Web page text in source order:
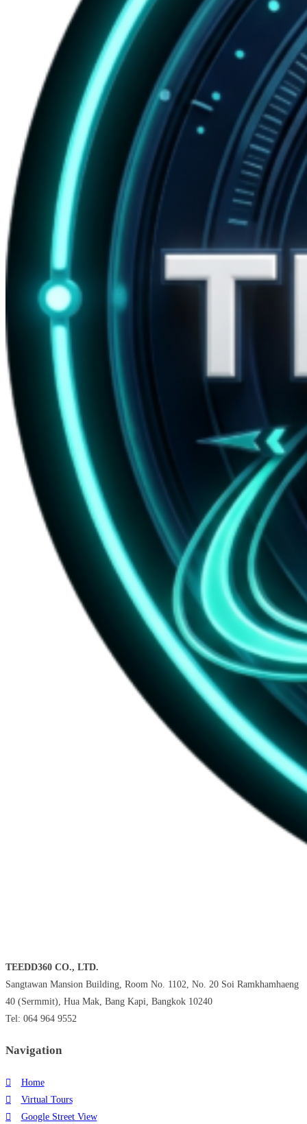
TEEDD360 CO., LTD.
Sangtawan Mansion Building, Room No. 1102, No. 20 Soi Ramkhamhaeng
40 (Sermmit), Hua Mak, Bang Kapi, Bangkok 10240
Tel: 064 964 9552
Navigation
Home
Virtual Tours
Google Street View